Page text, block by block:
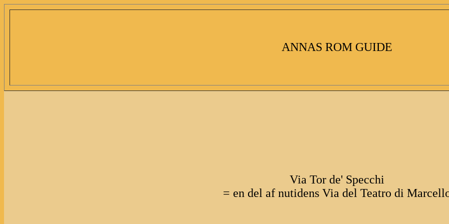
ANNAS ROM GUIDE
Via Tor de' Specchi
= en del af nutidens Via del Teatro di